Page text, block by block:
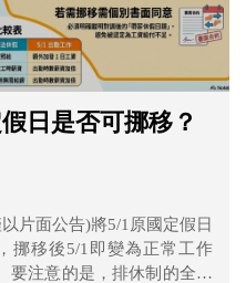
日是否可挪移？
片面公告)將5/1原國定假日
挪移後5/1即變為正常工作